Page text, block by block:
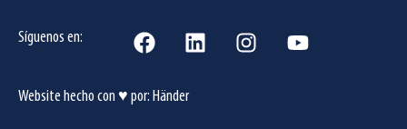
Síguenos en:
Website hecho con ♥ por: Händer